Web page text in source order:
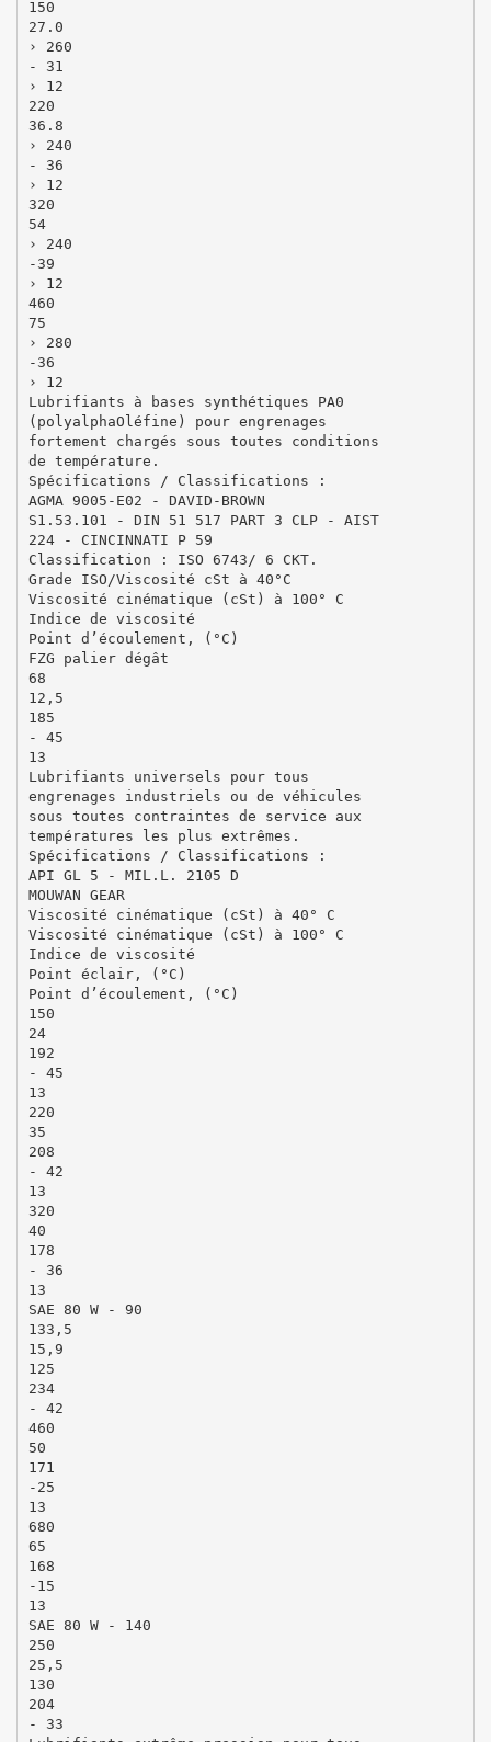
150
27.0
› 260
- 31
› 12
220
36.8
› 240
- 36
› 12
320
54
› 240
-39
› 12
460
75
› 280
-36
› 12
Lubrifiants à bases synthétiques PA0
(polyalphaOléfine) pour engrenages
fortement chargés sous toutes conditions
de température.
Spécifications / Classifications :
AGMA 9005-E02 - DAVID-BROWN
S1.53.101 - DIN 51 517 PART 3 CLP - AIST
224 - CINCINNATI P 59
Classification : ISO 6743/ 6 CKT.
Grade ISO/Viscosité cSt à 40°C
Viscosité cinématique (cSt) à 100° C
Indice de viscosité
Point d’écoulement, (°C)
FZG palier dégât
68
12,5
185
- 45
13
Lubrifiants universels pour tous
engrenages industriels ou de véhicules
sous toutes contraintes de service aux
températures les plus extrêmes.
Spécifications / Classifications :
API GL 5 - MIL.L. 2105 D
MOUWAN GEAR
Viscosité cinématique (cSt) à 40° C
Viscosité cinématique (cSt) à 100° C
Indice de viscosité
Point éclair, (°C)
Point d’écoulement, (°C)
150
24
192
- 45
13
220
35
208
- 42
13
320
40
178
- 36
13
SAE 80 W - 90
133,5
15,9
125
234
- 42
460
50
171
-25
13
680
65
168
-15
13
SAE 80 W - 140
250
25,5
130
204
- 33